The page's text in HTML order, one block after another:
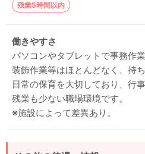
残業5時間以内
働きやすさ
パソコンやタブレットで事務作業
装飾作業等はほとんどなく、持
日常の保育を大切しており、行
残業も少ない職場環境です。
※施設によって差異あり。